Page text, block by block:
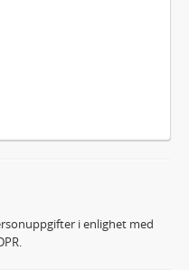
i enlighet med